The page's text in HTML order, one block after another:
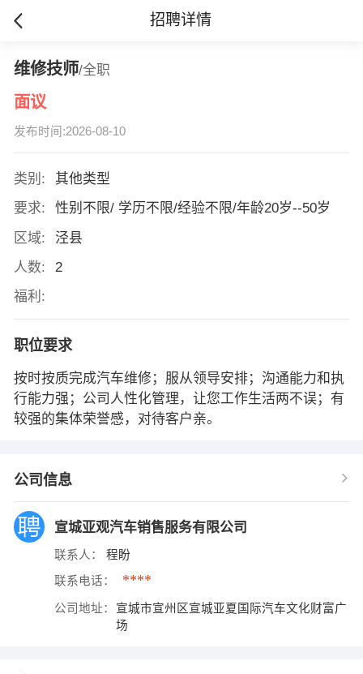
招聘详情
维修技师/全职
面议
发布时间:2026-08-10
类别:
其他类型
要求:
性别不限/ 学历不限/经验不限/年龄20岁--50岁
区域:
泾县
人数:
2
福利:
职位要求
按时按质完成汽车维修；服从领导安排；沟通能力和执
行能力强；公司人性化管理，让您工作生活两不误；有
较强的集体荣誉感，对待客户亲。
公司信息
宣城亚观汽车销售服务有限公司
联系人： 程盼
联系电话： ****
公司地址：
宣城市宣州区宣城亚夏国际汽车文化财富广
场